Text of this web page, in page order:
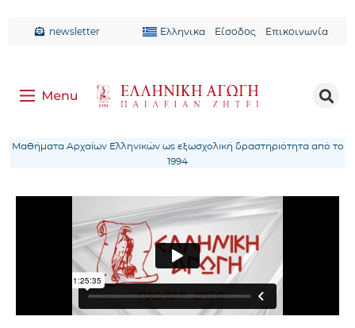
newsletter Ελληνικα Είσοδος Επικοινωνία
Μαθήματα Αρχαίων Ελληνικών ως εξωσχολική δραστηριότητα από το
1994